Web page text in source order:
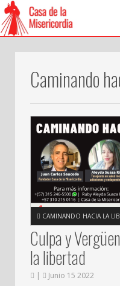
Caminando
CAMINANDO HACIA LA
Culpa y
la libertad
| Junio 15 2022